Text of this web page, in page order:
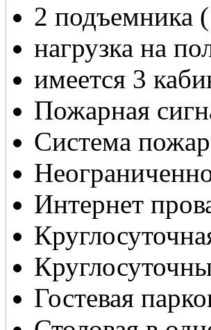
2 подъемника
нагрузка на
имеется 3
Пожарная
Система
Интернет
Гостевая